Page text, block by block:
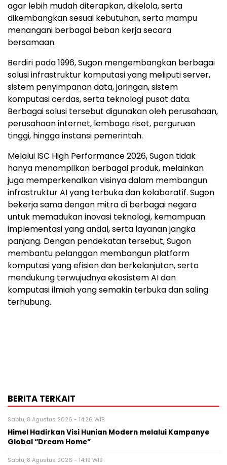
agar lebih mudah diterapkan, dikelola, serta
dikembangkan sesuai kebutuhan, serta mampu
menangani berbagai beban kerja secara
bersamaan.
Berdiri pada 1996, Sugon mengembangkan berbagai
solusi infrastruktur komputasi yang meliputi server,
sistem penyimpanan data, jaringan, sistem
komputasi cerdas, serta teknologi pusat data.
Berbagai solusi tersebut digunakan oleh perusahaan,
perusahaan internet, lembaga riset, perguruan
tinggi, hingga instansi pemerintah.
Melalui ISC High Performance 2026, Sugon tidak
hanya menampilkan berbagai produk, melainkan
juga memperkenalkan visinya dalam membangun
infrastruktur AI yang terbuka dan kolaboratif. Sugon
bekerja sama dengan mitra di berbagai negara
untuk memadukan inovasi teknologi, kemampuan
implementasi yang andal, serta layanan jangka
panjang. Dengan pendekatan tersebut, Sugon
membantu pelanggan membangun platform
komputasi yang efisien dan berkelanjutan, serta
mendukung terwujudnya ekosistem AI dan
komputasi ilmiah yang semakin terbuka dan saling
terhubung.
BERITA TERKAIT
Sabtu, 8 Agustus 2026 - 14:26 WIB
Himel Hadirkan Visi Hunian Modern melalui Kampanye
Global “Dream Home”
Sabtu, 8 Agustus 2026 - 14:19 WIB